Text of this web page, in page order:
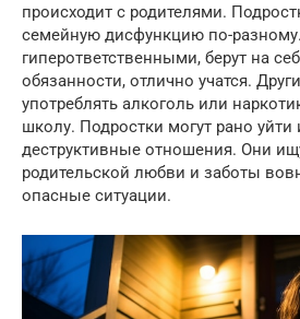
происходит с родителями.
семейную дисфункцию по-
гиперответственными, берут на
обязанности, отлично учатся.
употреблять алкоголь или
школу. Подростки могут рано уйти
деструктивные отношения. Они
родительской любви и заботы
опасные ситуации.